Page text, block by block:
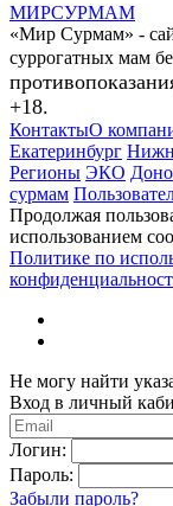
МИРСУРМАМ
«Мир Сурмам» -
суррогатных мам
+18.
КонтактыО
Екатеринбург
Регионы ЭКО
сурмам
Продолжая
использованием
Политике по
Не могу найти
Вход в личный
Логин:
Пароль:
Забыли пароль?